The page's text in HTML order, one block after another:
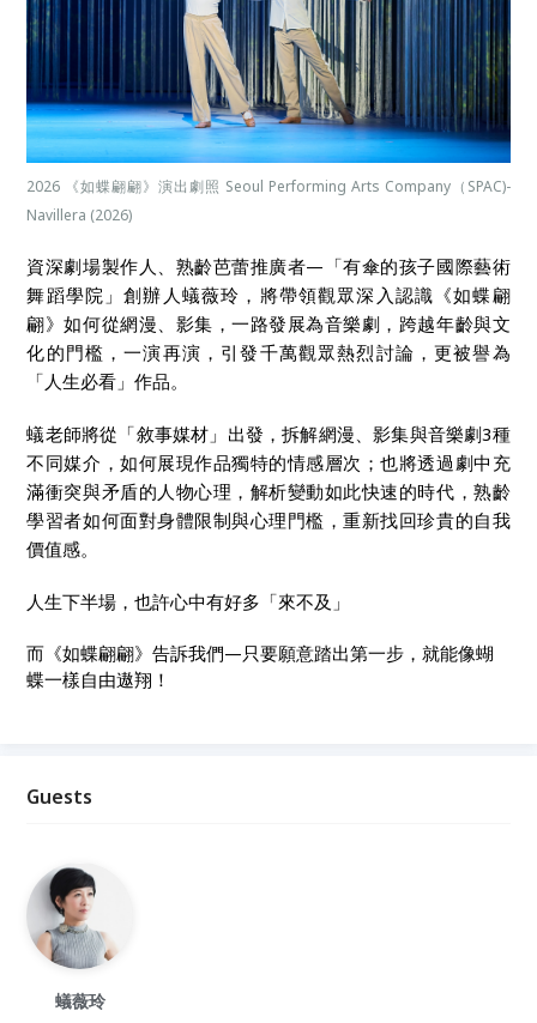
2026 《如蝶翩翩》演出劇照 Seoul Performing Arts Company（SPAC)-
Navillera (2026)
資深劇場製作人、熟齡芭蕾推廣者—「有傘的孩子國際藝術
舞蹈學院」創辦人蟻薇玲，將帶領觀眾深入認識《如蝶翩
翩》如何從網漫、影集，一路發展為音樂劇，跨越年齡與文
化的門檻，一演再演，引發千萬觀眾熱烈討論，更被譽為
「人生必看」作品。
蟻老師將從「敘事媒材」出發，拆解網漫、影集與音樂劇3種
不同媒介，如何展現作品獨特的情感層次；也將透過劇中充
滿衝突與矛盾的人物心理，解析變動如此快速的時代，熟齡
學習者如何面對身體限制與心理門檻，重新找回珍貴的自我
價值感。
人生下半場，也許心中有好多「來不及」
而《如蝶翩翩》告訴我們—只要願意踏出第一步，就能像蝴
蝶一樣自由遨翔！
Guests
蟻薇玲